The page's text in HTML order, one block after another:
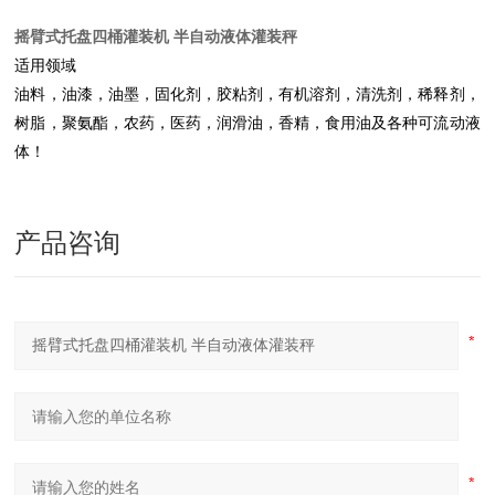
摇臂式托盘四桶灌装机 半自动液体灌装秤
适用领域
油料，油漆，油墨，固化剂，胶粘剂，有机溶剂，清洗剂，稀释剂，
树脂，聚氨酯，农药，医药，润滑油，香精，食用油及各种可流动液
体！
产品咨询